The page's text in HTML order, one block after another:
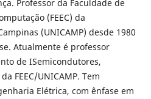
Professor da Faculdade de
(FEEC) da
(UNICAMP) desde 1980
Atualmente é professor
de ISemicondutores,
FEEC/UNICAMP. Tem
Elétrica, com ênfase em